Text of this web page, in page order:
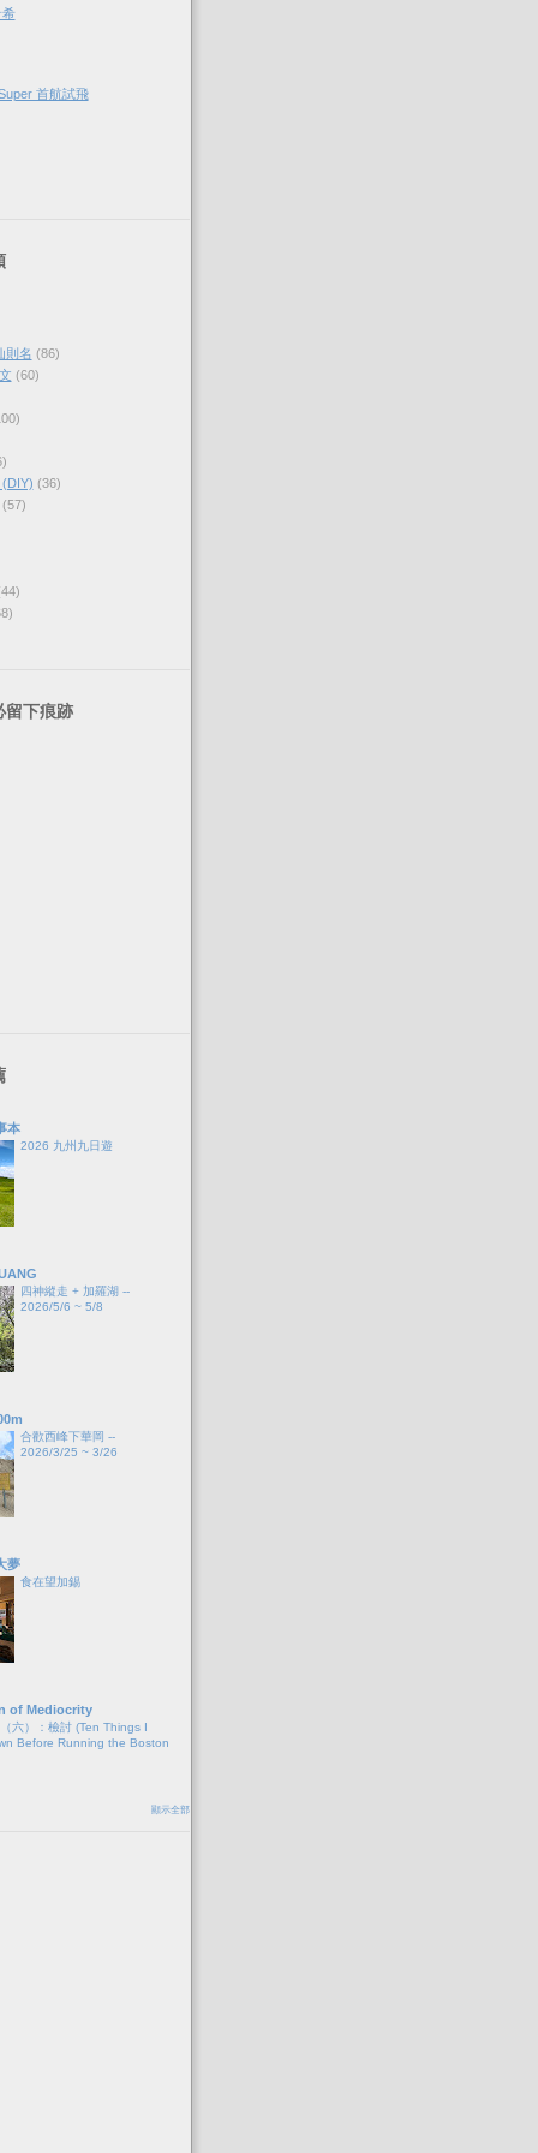
首航試飛
則名 (86)
(60)
(36)
(57)
留下痕跡
本
2026 九州九日遊
四神縱走 + 加羅湖 --
2026/5/6 ~ 5/8
合歡西峰下華岡 --
2026/3/25 ~ 3/26
夢
食在望加錫
of Mediocrity
六）：檢討 (Ten Things I
Before Running the Boston
顯示全部